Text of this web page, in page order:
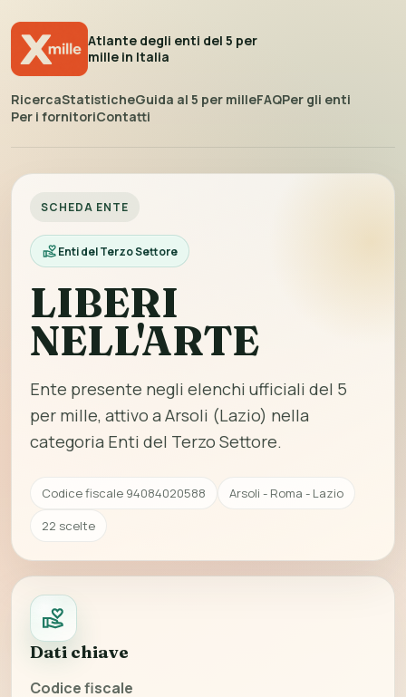
Atlante degli enti del 5 per
mille in Italia
RicercaStatisticheGuida al 5 per milleFAQPer gli enti
Per i fornitoriContatti
SCHEDA ENTE
Enti del Terzo Settore
LIBERI
NELL'ARTE
Ente presente negli elenchi ufficiali del 5
per mille, attivo a Arsoli (Lazio) nella
categoria Enti del Terzo Settore.
Codice fiscale 94084020588
Arsoli - Roma - Lazio
22 scelte
Dati chiave
Codice fiscale